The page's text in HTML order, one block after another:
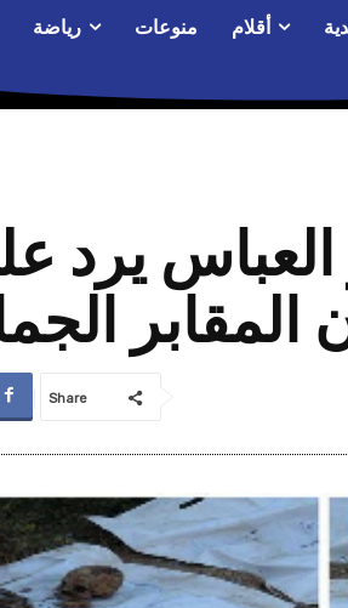
أقلام منوعات رياضة
يرد
المقابر
Share